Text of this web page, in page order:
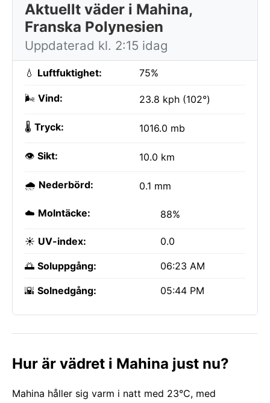
Aktuellt väder i Mahina,
Franska Polynesien
Uppdaterad kl. 2:15 idag
💧 Luftfuktighet: 75%
🌬️ Vind: 23.8 kph (102°)
🌡️ Tryck: 1016.0 mb
👁️ Sikt: 10.0 km
🌧️ Nederbörd: 0.1 mm
☁️ Molntäcke: 88%
☀️ UV-index: 0.0
🌅 Soluppgång: 06:23 AM
🌇 Solnedgång: 05:44 PM
Hur är vädret i Mahina just nu?
Mahina håller sig varm i natt med 23°C, med